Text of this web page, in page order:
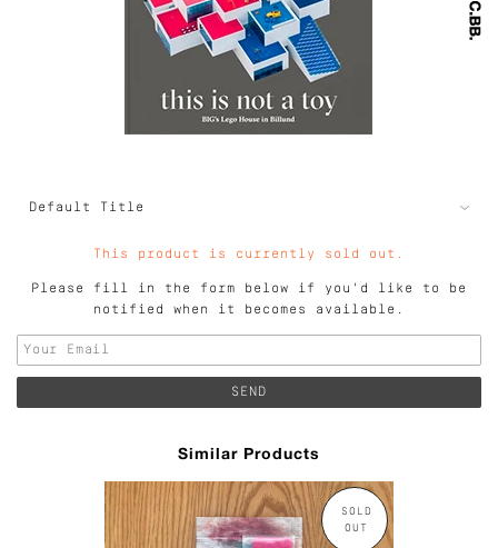
This product is currently sold out.
Please fill in the form below if you'd like to be
notified when it becomes available.
Similar Products
SOLD
OUT